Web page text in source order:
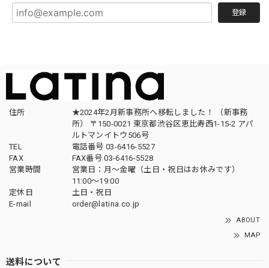
登録
住所
★2024年2月新事務所へ移転しました！ （新事務
所） 〒150-0021 東京都渋谷区恵比寿西1-15-2 アパ
ルトマンイトウ506号
TEL
電話番号 03-6416-5527
FAX
FAX番号 03-6416-5528
営業時間
営業日：月〜金曜（土日・祝日はお休みです）
11:00〜19:00
定休日
土日・祝日
E-mail
order@latina.co.jp
ABOUT
MAP
送料について